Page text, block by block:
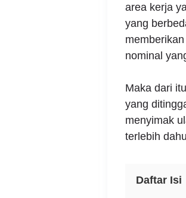
area kerja
yang
nominal
Maka dari
yang
menyimak
terlebih
Daftar Isi